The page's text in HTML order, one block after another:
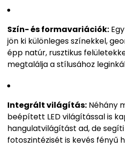
Szín- és formavariációk:
jön ki különleges színekkel,
épp natúr, rusztikus
megtalálja a stílusához
Integrált világítás: Néhány
beépített LED világítással is
hangulatvilágítást ad, de
fotoszintézisét is kevés fényű